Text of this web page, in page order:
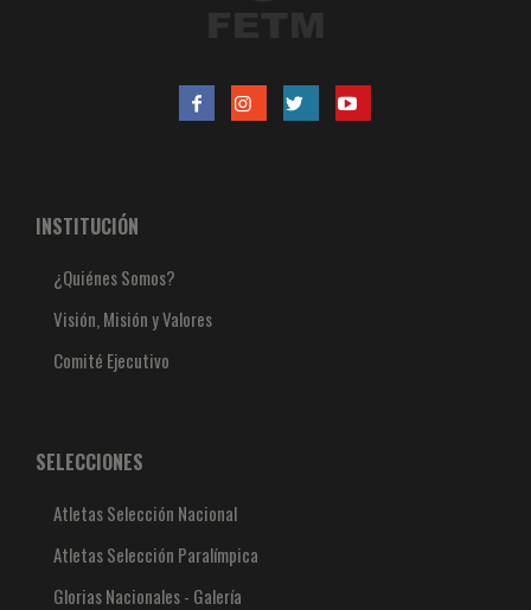
INSTITUCIÓN
¿Quiénes Somos?
Visión, Misión y Valores
Comité Ejecutivo
SELECCIONES
Atletas Selección Nacional
Atletas Selección Paralímpica
Glorias Nacionales - Galería